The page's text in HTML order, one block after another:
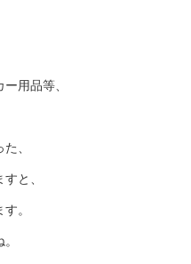
用品等、
、
と、
。